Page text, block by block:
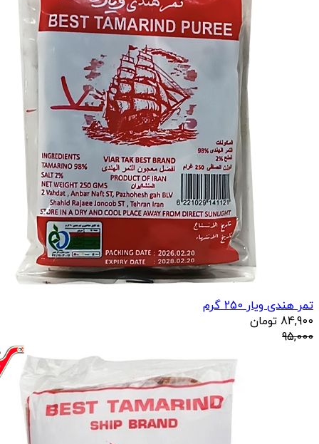
تمر هندی ویار 250 گرم
84,900 تومان
95,000